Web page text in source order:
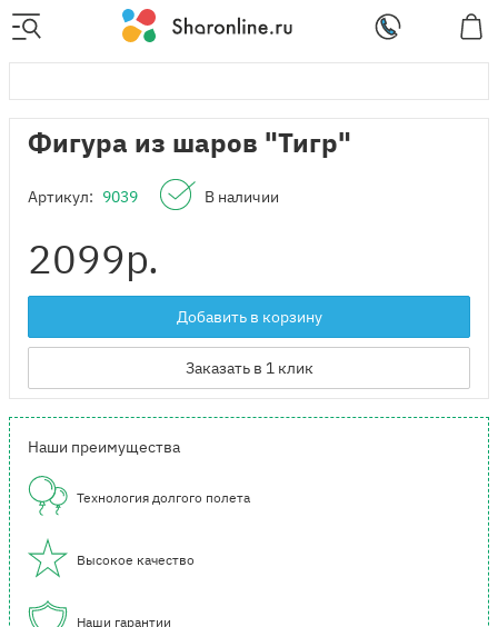
Фигура из шаров "Тигр"
Артикул: 9039 В наличии
2099р.
Добавить в корзину
Заказать в 1 клик
Наши преимущества
Технология долгого полета
Высокое качество
Наши гарантии